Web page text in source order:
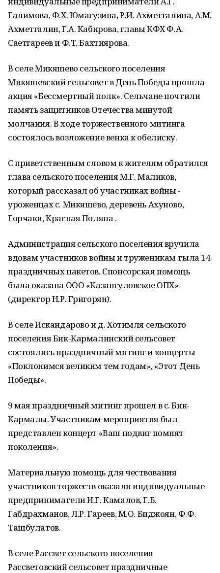
Галимова, Ф.Х. Юмагузина, Р.И. Ахметгалина, А.М.
Ахметгалин, Г.А. Кабирова, главы КФХ Ф.А.
Саетгареев и Ф.Т. Бахтиярова.
В селе Микяшево сельского поселения
Микяшевский сельсовет в День Победы прошла
акция «Бессмертный полк». Сельчане почтили
память защитников Отечества минутой
молчания. В ходе торжественного митинга
состоялось возложение венка к обелиску.
С приветственным словом к жителям обратился
глава сельского поселения М.Г. Маликов,
который рассказал об участниках войны -
уроженцах с. Микяшево, деревень Ахуново,
Горчаки, Красная Поляна .
Администрация сельского поселения вручила
вдовам участников войны и труженикам тыла 14
праздничных пакетов. Спонсорская помощь
была оказана ООО «Казангуловское ОПХ»
(директор Н.Р. Григорян).
В селе Искандарово и д. Хотимля сельского
поселения Бик-Кармалинский сельсовет
состоялись праздничный митинг и концерты
«Поклонимся великим тем годам», «Этот День
Победы».
9 мая праздничный митинг прошел в с. Бик-
Кармалы. Участникам мероприятия был
представлен концерт «Ваш подвиг помнят
поколения».
Материальную помощь для чествования
участников торжеств оказали индивидуальные
предприниматели И.Г. Камалов, Г.Б.
Габдрахманов, Л.Р. Гареев, М.О. Биджоян, Ф.Ф.
Ташбулатов.
В селе Рассвет сельского поселения
Рассветовский сельсовет праздничные